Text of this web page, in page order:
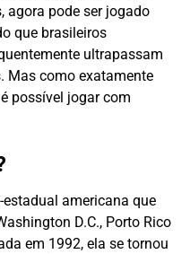
agora pode ser jogado
que brasileiros
ultrapassam
Mas como exatamente
possível jogar com
americana que
D.C., Porto Rico
em 1992, ela se tornou